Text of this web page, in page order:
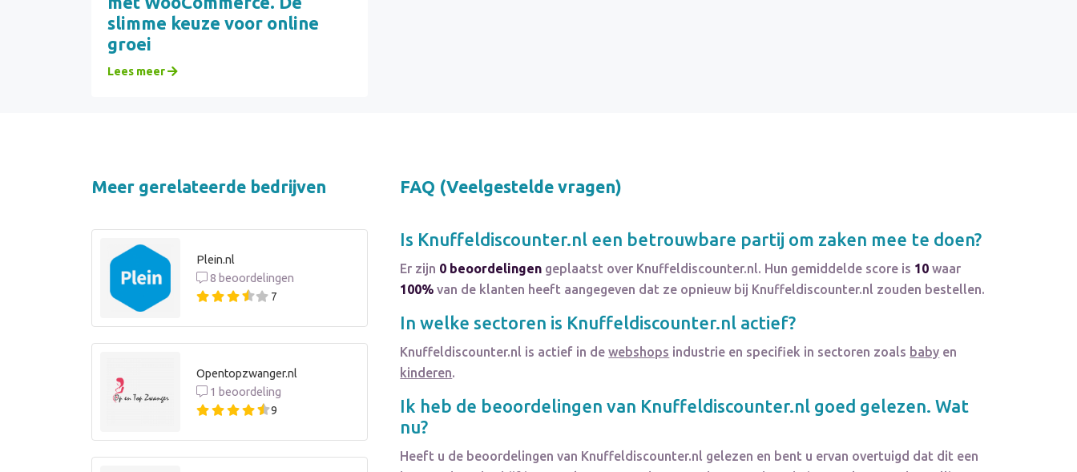
slimme keuze voor online
groei
Lees meer
Meer gerelateerde bedrijven
Plein.nl
8 beoordelingen
7
Opentopzwanger.nl
1 beoordeling
9
FAQ (Veelgestelde vragen)
Is Knuffeldiscounter.nl een betrouwbare partij om zaken mee te doen?
Er zijn 0 beoordelingen geplaatst over Knuffeldiscounter.nl. Hun gemiddelde score is 10 waar
100% van de klanten heeft aangegeven dat ze opnieuw bij Knuffeldiscounter.nl zouden bestellen.
In welke sectoren is Knuffeldiscounter.nl actief?
Knuffeldiscounter.nl is actief in dewebshops industrie en specifiek in sectoren zoals baby en
kinderen.
Ik heb de beoordelingen van Knuffeldiscounter.nl goed gelezen. Wat
nu?
Heeft u de beoordelingen van Knuffeldiscounter.nl gelezen en bent u ervan overtuigd dat dit een